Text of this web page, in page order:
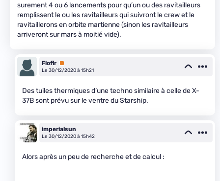
surement 4 ou 6 lancements pour qu’un ou des ravitailleurs
remplissent le ou les ravitailleurs qui suivront le crew et le
ravitaillerons en orbite martienne (sinon les ravitailleurs
arriveront sur mars à moitié vide).
Floflr Premium
Le 30/12/2020 à 15h21
Des tuiles thermiques d’une techno similaire à celle de X-
37B sont prévu sur le ventre du Starship.
imperialsun
Le 30/12/2020 à 15h42
Alors après un peu de recherche et de calcul :